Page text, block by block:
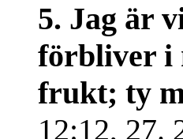
5. Jag är
förbliver i
frukt; ty
12:12, 27.